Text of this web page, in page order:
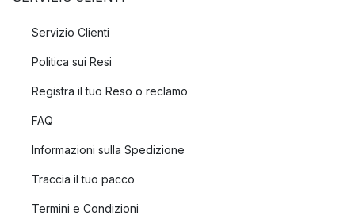
Servizio Clienti
Politica sui Resi
Registra il tuo Reso o reclamo
FAQ
Informazioni sulla Spedizione
Traccia il tuo pacco
Termini e Condizioni